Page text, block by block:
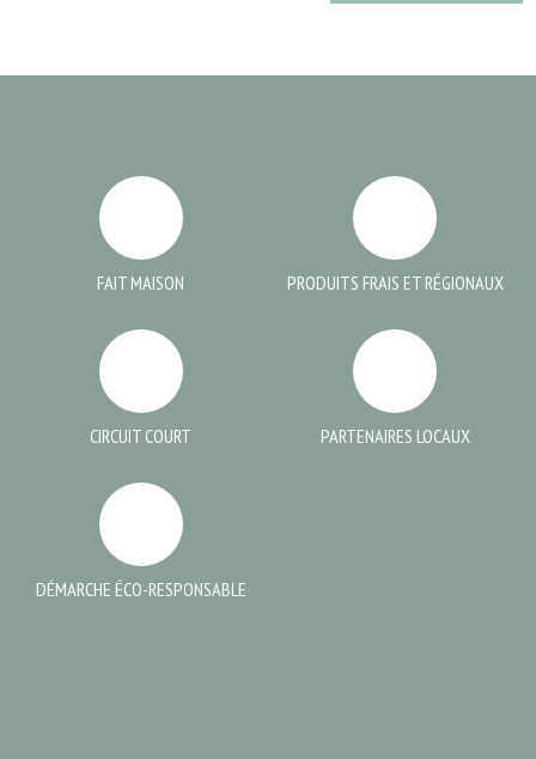
FAIT MAISON PRODUITS FRAIS ET RÉGIONAUX
CIRCUIT COURT PARTENAIRES LOCAUX
DÉMARCHE ÉCO-RESPONSABLE